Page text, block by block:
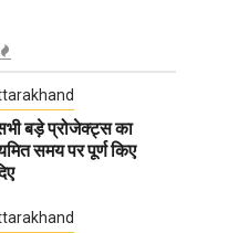
बड़े प्रोजेक्ट्स का
समय पर पूर्ण किए